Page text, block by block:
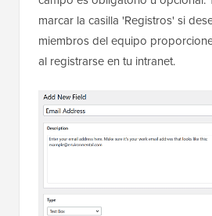
marcar la casilla 'Registros' si
miembros del equipo
al registrarse en tu intranet.